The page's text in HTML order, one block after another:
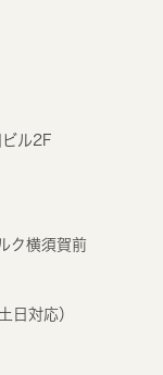
ル2F
ク横須賀前
対応）